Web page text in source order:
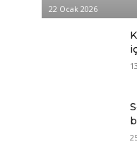
22 Ocak 2026